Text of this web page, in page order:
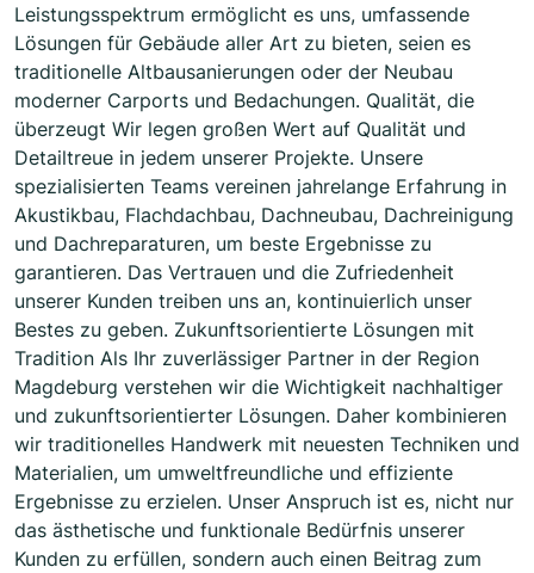
Leistungsspektrum ermöglicht es uns, umfassende
Lösungen für Gebäude aller Art zu bieten, seien es
traditionelle Altbausanierungen oder der Neubau
moderner Carports und Bedachungen. Qualität, die
überzeugt Wir legen großen Wert auf Qualität und
Detailtreue in jedem unserer Projekte. Unsere
spezialisierten Teams vereinen jahrelange Erfahrung in
Akustikbau, Flachdachbau, Dachneubau, Dachreinigung
und Dachreparaturen, um beste Ergebnisse zu
garantieren. Das Vertrauen und die Zufriedenheit
unserer Kunden treiben uns an, kontinuierlich unser
Bestes zu geben. Zukunftsorientierte Lösungen mit
Tradition Als Ihr zuverlässiger Partner in der Region
Magdeburg verstehen wir die Wichtigkeit nachhaltiger
und zukunftsorientierter Lösungen. Daher kombinieren
wir traditionelles Handwerk mit neuesten Techniken und
Materialien, um umweltfreundliche und effiziente
Ergebnisse zu erzielen. Unser Anspruch ist es, nicht nur
das ästhetische und funktionale Bedürfnis unserer
Kunden zu erfüllen, sondern auch einen Beitrag zum